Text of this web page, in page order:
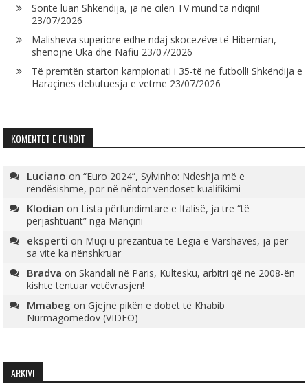
Sonte luan Shkëndija, ja në cilën TV mund ta ndiqni!
23/07/2026
Malisheva superiore edhe ndaj skocezëve të Hibernian,
shënojnë Uka dhe Nafiu 23/07/2026
Të premtën starton kampionati i 35-të në futboll! Shkëndija e
Haraçinës debutuesja e vetme 23/07/2026
KOMENTET E FUNDIT
Luciano on“Euro 2024”, Sylvinho: Ndeshja më e
rëndësishme, por në nëntor vendoset kualifikimi
Klodian on Lista përfundimtare e Italisë, ja tre “të
përjashtuarit” nga Mançini
eksperti on Muçi u prezantua te Legia e Varshavës, ja për
sa vite ka nënshkruar
Bradva onSkandali në Paris, Kultesku, arbitri që në 2008-ën
kishte tentuar vetëvrasjen!
Mmabeg onGjejnë pikën e dobët të Khabib
Nurmagomedov (VIDEO)
ARKIVI